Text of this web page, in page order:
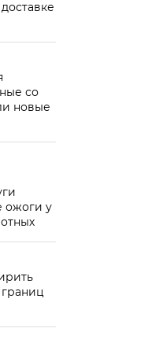
со
новые
ожоги у